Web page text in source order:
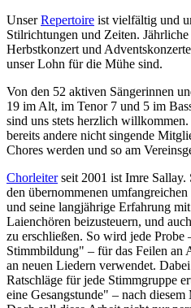
UnserRepertoire ist vielfältig und
Stilrichtungen und Zeiten.
Herbstkonzert und
unser Lohn für die Mühe sind.
Von den 52 aktiven Sängerinnen
19 im Alt, im Tenor 7 und 5 im
sind uns stets herzlich
bereits andere nicht singende
Chores werden und so am
Chorleiterseit 2001 ist Imre Sallay.
den übernommenen
und seine langjährige Erfahrung
Laienchören beizusteuern, und
zu erschließen. So wird jede Probe
Stimmbildung" – für das Feilen an
an neuen Liedern verwendet.
Ratschläge für jede Stimmgruppe
eine Gesangstunde" – nach